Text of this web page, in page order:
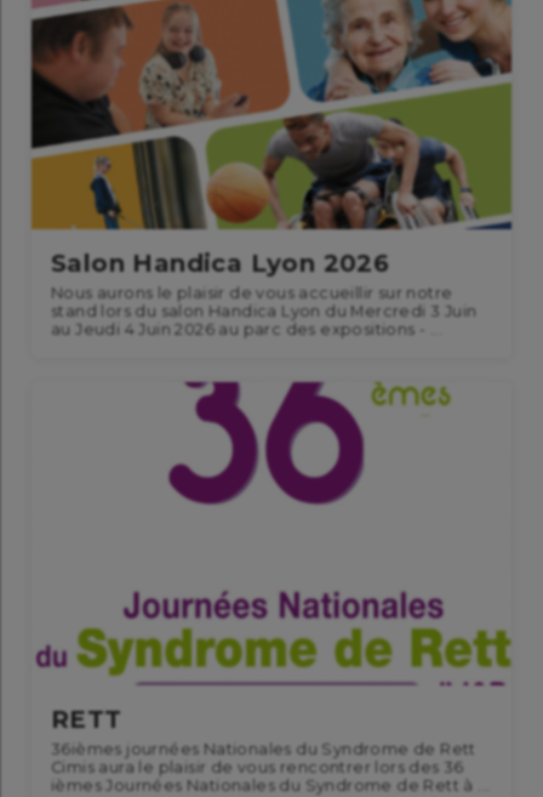
Salon Handica Lyon 2026
Nous aurons le plaisir de vous accueillir sur notre
stand lors du salon Handica Lyon du Mercredi 3 Juin
au Jeudi 4 Juin 2026 au parc des expositions - ...
RETT
36ièmes journées Nationales du Syndrome de Rett
Cimis aura le plaisir de vous rencontrer lors des 36
ièmes Journées Nationales du Syndrome de Rett à ...